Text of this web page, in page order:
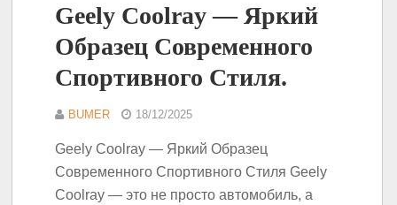
Geely Coolray — Яркий
Образец Современного
Спортивного Стиля.
BUMER 18/12/2025
Geely Coolray — Яркий Образец
Современного Спортивного Стиля Geely
Coolray — это не просто автомобиль, а